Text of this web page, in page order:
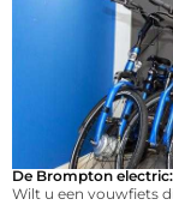
De Brompton
Wilt u een vouwfiets